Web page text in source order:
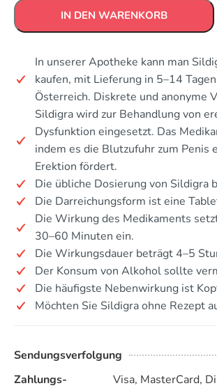
IN DEN WARENKORB
In unserer Apotheke kann man
kaufen, mit Lieferung in 5–14
Österreich. Diskrete und anonyme
Sildigra wird zur Behandlung von
Dysfunktion eingesetzt. Das
indem es die Blutzufuhr zum Penis
Erektion fördert.
Die übliche Dosierung von Sildigra
Die Darreichungsform ist eine
Die Wirkung des Medikaments
30–60 Minuten ein.
Die Wirkungsdauer beträgt 4–5
Der Konsum von Alkohol sollte
Die häufigste Nebenwirkung ist
Möchten Sie Sildigra ohne Rezept
Sendungsverfolgung
Zahlungs-
Visa, MasterCard,